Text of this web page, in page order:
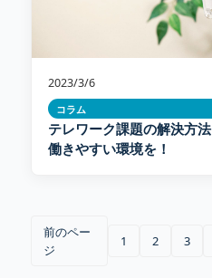
2023/3/6
コラム
テレワーク課題の解決方
働きやすい環境を！
前のペー
ジ
1 2 3